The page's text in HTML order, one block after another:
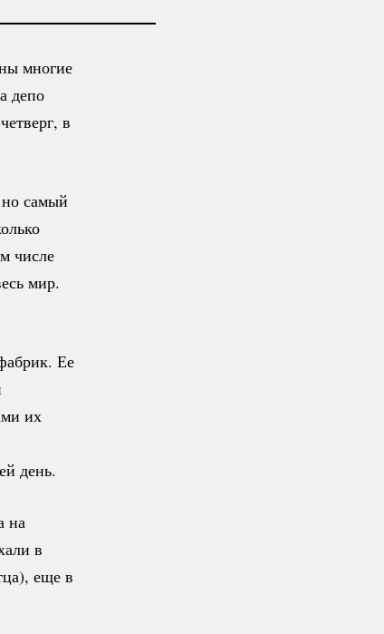
многие
депо
в
самый
числе
мир.
Ее
их
день.
на
в
еще в